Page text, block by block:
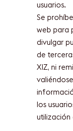
usuarios.
Se
web para
divulgar
de
XIZ, ni
los
utilización